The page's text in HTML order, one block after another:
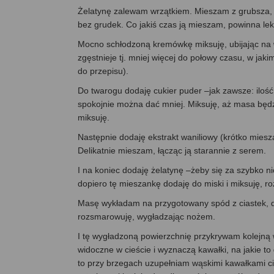
Żelatynę zalewam wrzątkiem. Mieszam z
bez grudek. Co jakiś czas ją mieszam, powinna
Mocno schłodzoną kremówkę miksuję, ubijając
zgęstnieje tj. mniej więcej do połowy czasu, w
do przepisu).
Do twarogu dodaję cukier puder –jak zawsze:
spokojnie można dać mniej. Miksuję, aż masa
miksuję.
Następnie dodaję ekstrakt waniliowy (krótko
Delikatnie mieszam, łącząc ją starannie z serem.
I na koniec dodaję żelatynę –żeby się za szybko
dopiero tę mieszankę dodaję do miski i miksuję,
Masę wykładam na przygotowany spód z ciastek,
rozsmarowuję, wygładzając nożem.
I tę wygładzoną powierzchnię przykrywam
widoczne w cieście i wyznaczą kawałki, na jakie
to przy brzegach uzupełniam wąskimi kawałkami